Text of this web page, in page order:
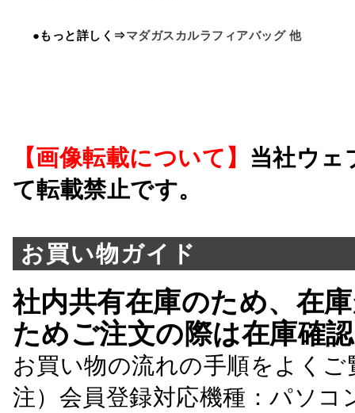
●もっと詳しく⇒マダガスカルラフィアバッグ 他
【画像転載について】 当社ウェ
て転載禁止です。
お買い物ガイド
社内共有在庫のため、在
ためご注文の際は在庫確
お買い物の流れの手順をよくご
注）会員登録対応機種：パソ